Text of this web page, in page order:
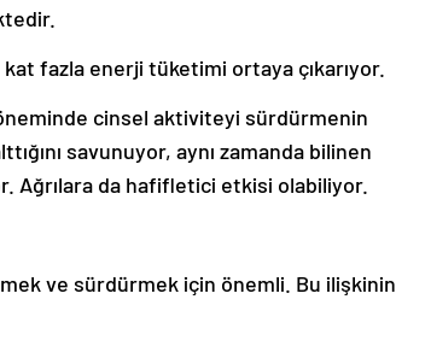
fazla enerji tüketimi ortaya çıkarıyor.
cinsel aktiviteyi sürdürmenin
savunuyor, aynı zamanda bilinen
Ağrılara da hafifletici etkisi olabiliyor.
ve sürdürmek için önemli. Bu ilişkinin